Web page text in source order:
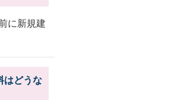
に新規建
はどうな